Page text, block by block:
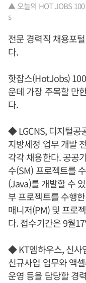
▲ 오늘의 HOT JOBS
s
전문 경력직 채용포
다.
핫잡스(HotJobs)
운데 가장 주목할 만
다.
◆ LGCNS, 디지털공
지방세정 업무 개발
각각 채용한다. 공공
수(SM) 프로젝트를
(Java)를 개발할 수
부 프로젝트를 수행
매니저(PM) 및 프로
다. 접수기간은 9월
◆ KT엠하우스, 신사
신규사업 업무와 액
운영 등을 담당할 경